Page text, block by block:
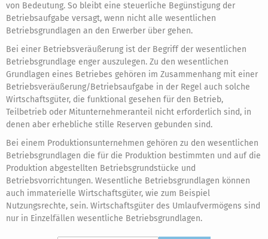
von Bedeutung. So bleibt eine steuerliche Begünstigung der
Betriebsaufgabe versagt, wenn nicht alle wesentlichen
Betriebsgrundlagen an den Erwerber über gehen.
Bei einer Betriebsveräußerung ist der Begriff der wesentlichen
Betriebsgrundlage enger auszulegen. Zu den wesentlichen
Grundlagen eines Betriebes gehören im Zusammenhang mit einer
Betriebsveräußerung/Betriebsaufgabe in der Regel auch solche
Wirtschaftsgüter, die funktional gesehen für den Betrieb,
Teilbetrieb oder Mitunternehmeranteil nicht erforderlich sind, in
denen aber erhebliche stille Reserven gebunden sind.
Bei einem Produktionsunternehmen gehören zu den wesentlichen
Betriebsgrundlagen die für die Produktion bestimmten und auf die
Produktion abgestellten Betriebsgrundstücke und
Betriebsvorrichtungen. Wesentliche Betriebsgrundlagen können
auch immaterielle Wirtschaftsgüter, wie zum Beispiel
Nutzungsrechte, sein. Wirtschaftsgüter des Umlaufvermögens sind
nur in Einzelfällen wesentliche Betriebsgrundlagen.